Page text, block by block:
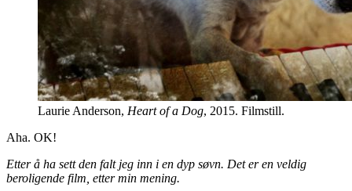
Laurie Anderson, Heart of a Dog, 2015. Filmstill.
Aha. OK!
Etter å ha sett den falt jeg inn i en dyp søvn. Det er en veldig
beroligende film, etter min mening.